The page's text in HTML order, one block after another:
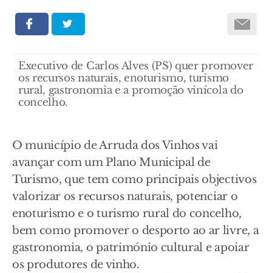
Executivo de Carlos Alves (PS) quer promover
os recursos naturais, enoturismo, turismo
rural, gastronomia e a promoção vinícola do
concelho.
O município de Arruda dos Vinhos vai
avançar com um Plano Municipal de
Turismo, que tem como principais objectivos
valorizar os recursos naturais, potenciar o
enoturismo e o turismo rural do concelho,
bem como promover o desporto ao ar livre, a
gastronomia, o património cultural e apoiar
os produtores de vinho.